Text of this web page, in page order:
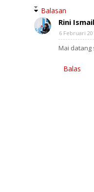
Balasan
Rini Ismail
6 Februari
Mai datang
Balas